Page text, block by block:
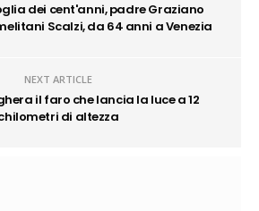
dei cent'anni, padre Graziano
Scalzi, da 64 anni a Venezia
NEXT ARTICLE
il faro che lancia la luce a 12
di altezza